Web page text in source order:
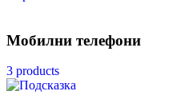
Мобилни телефони
3 products